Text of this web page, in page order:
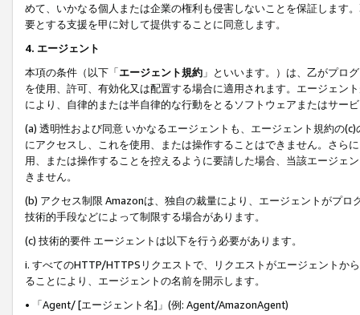
めて、いかなる個人または企業の権利も侵害しないことを保証します
要とする支援を甲に対して提供することに同意します。
4. エージェント
本項の条件（以下「エージェント規約 」といいます。）は、乙がプロ
を使用、許可、有効化又は配置する場合に適用されます。エージェン
により、自律的または半自律的な行動をとるソフトウェアまたはサー
(a) 透明性および同意 いかなるエージェントも、エージェント規約の
にアクセスし、これを使用、または操作することはできません。さら
用、または操作することを控えるように要請した場合、当該エージェ
きません。
(b) アクセス制限 Amazonは、独自の裁量により、エージェントがプ
技術的手段などによって制限する場合があります。
(c) 技術的要件 エージェントは以下を行う必要があります。
i. すべてのHTTP/HTTPSリクエストで、リクエストがエージェントか
ることにより、エージェントの名前を開示します。
• 「Agent/ [エージェント名]」(例: Agent/AmazonAgent)